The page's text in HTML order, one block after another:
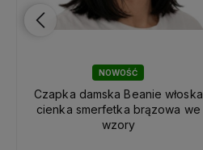
NOWOŚĆ
Czapka damska Beanie włoska
cienka smerfetka brązowa we
wzory